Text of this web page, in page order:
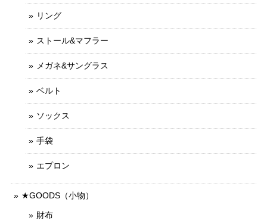
リング
ストール&マフラー
メガネ&サングラス
ベルト
ソックス
手袋
エプロン
★GOODS（小物）
財布